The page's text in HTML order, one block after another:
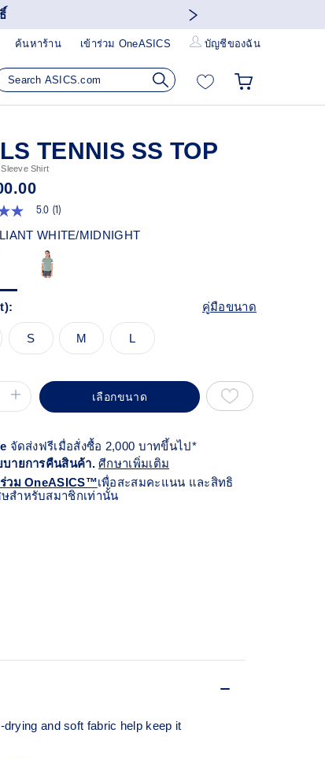
ค้นหาร้าน เข้าร่วม OneASICS บัญชีของฉัน
TENNIS SS TOP
Shirt
5.0 (1)
WHITE/MIDNIGHT
คู่มือขนาด
S M L
เลือกขนาด
จัดส่งฟรีเมื่อสั่งซื้อ 2,000 บาทขึ้นไป*
บายการคืนสินค้า.ศีกษาเพิ่มเติม
ร่วม OneASICS™เพื่อสะสมคะแนน และสิทธิ
ษสำหรับสมาชิกเท่านั้น
and soft fabric help keep it